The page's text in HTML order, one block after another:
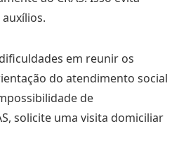
em reunir os
do atendimento social
de
solicite uma visita domiciliar